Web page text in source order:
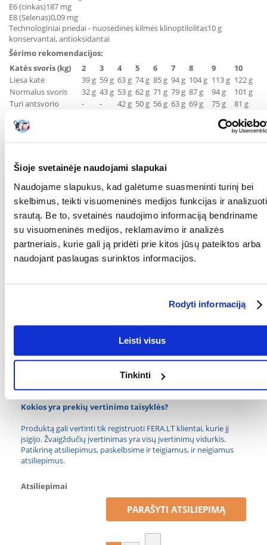
Šioje svetainėje naudojami slapukai
Naudojame slapukus, kad galėtume suasmeninti turinį bei
skelbimus, teikti visuomeninės medijos funkcijas ir analizuoti
srautą. Be to, svetainės naudojimo informaciją bendriname
su visuomeninės medijos, reklamavimo ir analizės
partneriais, kurie gali ją pridėti prie kitos jūsų pateiktos arba
naudojant paslaugas surinktos informacijos.
Rodyti informaciją
Leisti visus
Tinkinti
E6 (cinkas)187 mg
E8 (Selenas)0,09 mg
Technologiniai priedai - nuosėdinės kilmės klinoptilolitas10 g
konservantai, antioksidantai
Šėrimo rekomendacijos:
Katės svoris (kg)
2 3 4 5 6 7 8 9
10
Liesa katė
39 g 59 g 63 g 74 g 85 g 94 g 104 g 113 g 122 g
Normalus svoris
32 g 43 g 53 g 62 g 71 g 79 g 87 g 94 g
101 g
Turi antsvorio
- - 42 g 50 g 56 g 63 g 69 g 75 g
81 g
vISADA TURI BUTI VANDENS
GAMINTOJAS: Royal Canin, Prancūzija
RŪŠIS: Dietinis pašaras
Parametrai
PAKUOTĖS SVORIS
(KG):
2
Paskirtis
Inkstų nepakankamumas
Kokios yra prekių vertinimo taisyklės?
Produktą gali vertinti tik registruoti FERA.LT klientai, kurie jį
įsigijo. Žvaigždučių įvertinimas yra visų įvertinimų vidurkis.
Patikrinę atsiliepimus, paskelbsime ir teigiamus, ir neigiamus
atsiliepimus.
Atsiliepimai
PARAŠYTI ATSILIEPIMĄ